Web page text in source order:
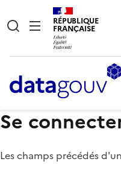
RÉPUBLIQUE
FRANÇAISE
Se
Les champs précédés